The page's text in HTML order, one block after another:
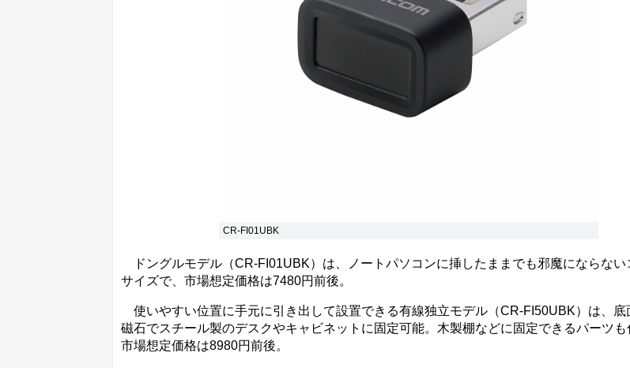
CR-FI01UBK
ドングルモデル（CR-FI01UBK）は、ノートパソコンに挿したままでも邪魔にならない
サイズで、市場想定価格は7480円前後。
使いやすい位置に手元に引き出して設置できる有線独立モデル（CR-FI50UBK）は、底
磁石でスチール製のデスクやキャビネットに固定可能。木製棚などに固定できるパーツも
市場想定価格は8980円前後。